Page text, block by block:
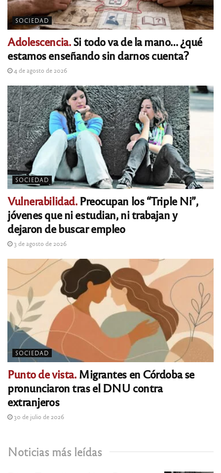
SOCIEDAD
Adolescencia.Si todo va de la mano… ¿qué
estamos enseñando sin darnos cuenta?
4 de agosto de 2026
SOCIEDAD
Vulnerabilidad.Preocupan los “Triple Ni”,
jóvenes que ni estudian, ni trabajan y
dejaron de buscar empleo
3 de agosto de 2026
SOCIEDAD
Punto de vista.Migrantes en Córdoba se
pronunciaron tras el DNU contra
extranjeros
30 de julio de 2026
Noticias más leídas